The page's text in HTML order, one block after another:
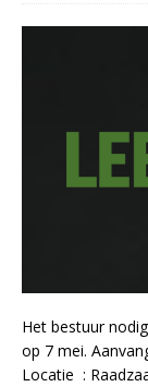
Het bestuur
op 7 mei.
Locatie :